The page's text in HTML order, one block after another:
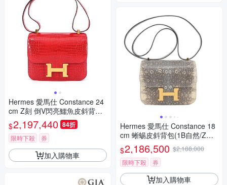
Hermes 愛馬仕 Constance 24
cm Z刻 倒V閃亮鱷魚皮斜背包
(95法拉利紅/金釦)
$2,197,440 84折
限時下殺 券
加入購物車
Hermes 愛馬仕 Constance 18
cm 蜥蜴皮斜背包(1B自然/Z刻/
金釦)
$2,186,500 $2,188,000
限時下殺
券
加入購物車